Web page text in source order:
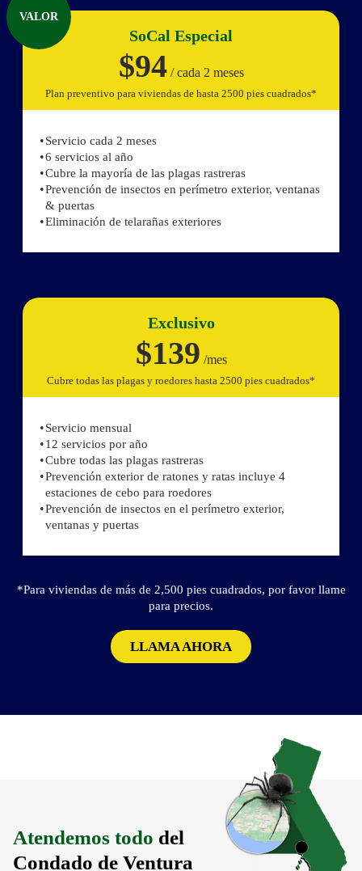
VALOR
SoCal Especial
$94/ cada 2 meses
Plan preventivo para viviendas de hasta 2500 pies cuadrados*
Servicio cada 2 meses
6 servicios al año
Cubre la mayoría de las plagas rastreras
Prevención de insectos en perímetro exterior, ventanas
& puertas
Eliminación de telarañas exteriores
Exclusivo
$139 /mes
Cubre todas las plagas y roedores hasta 2500 pies cuadrados*
Servicio mensual
12 servicios por año
Cubre todas las plagas rastreras
Prevención exterior de ratones y ratas incluye 4
estaciones de cebo para roedores
Prevención de insectos en el perímetro exterior,
ventanas y puertas
*Para viviendas de más de 2,500 pies cuadrados, por favor llame
para precios.
LLAMA AHORA
Atendemos todo del
Condado de Ventura